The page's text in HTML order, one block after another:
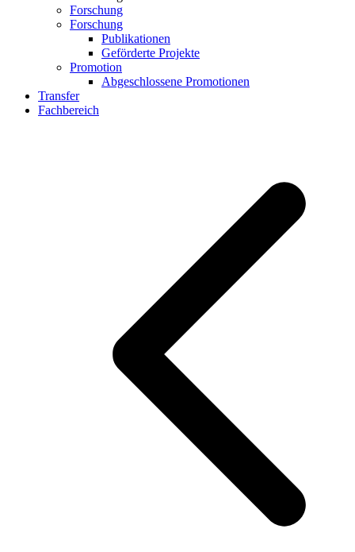
Forschung
Forschung
Publikationen
Geförderte Projekte
Promotion
Abgeschlossene Promotionen
Transfer
Fachbereich